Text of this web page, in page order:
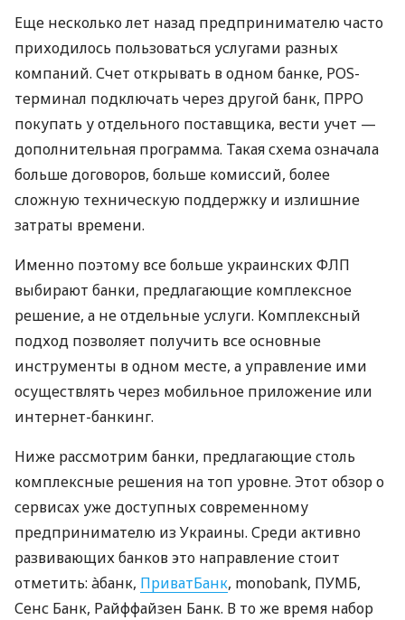
Еще несколько лет назад предпринимателю часто
приходилось пользоваться услугами разных
компаний. Счет открывать в одном банке, POS-
терминал подключать через другой банк, ПРРО
покупать у отдельного поставщика, вести учет —
дополнительная программа. Такая схема означала
больше договоров, больше комиссий, более
сложную техническую поддержку и излишние
затраты времени.
Именно поэтому все больше украинских ФЛП
выбирают банки, предлагающие комплексное
решение, а не отдельные услуги. Комплексный
подход позволяет получить все основные
инструменты в одном месте, а управление ими
осуществлять через мобильное приложение или
интернет-банкинг.
Ниже рассмотрим банки, предлагающие столь
комплексные решения на топ уровне. Этот обзор о
сервисах уже доступных современному
предпринимателю из Украины. Среди активно
развивающих банков это направление стоит
отметить: àбанк, ПриватБанк, monobank, ПУМБ,
Сенс Банк, Райффайзен Банк. В то же время набор